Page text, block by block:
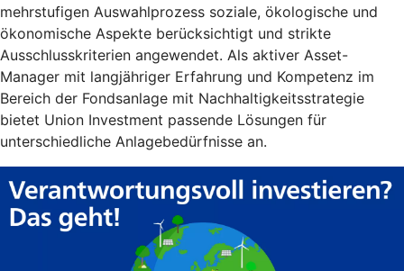
mehrstufigen Auswahlprozess soziale, ökologische und
ökonomische Aspekte berücksichtigt und strikte
Ausschlusskriterien angewendet. Als aktiver Asset-
Manager mit langjähriger Erfahrung und Kompetenz im
Bereich der Fondsanlage mit Nachhaltigkeitsstrategie
bietet Union Investment passende Lösungen für
unterschiedliche Anlagebedürfnisse an.